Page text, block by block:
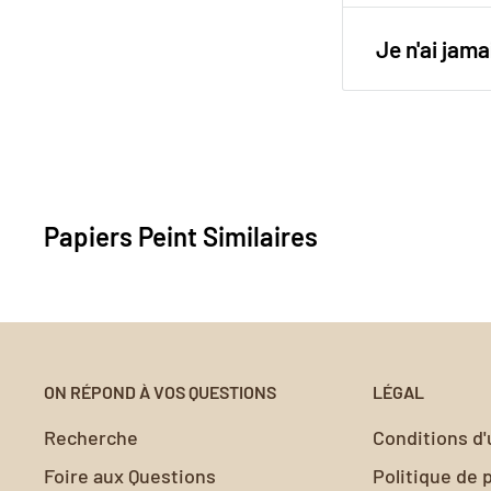
Utilisez
Pour une
papier peint
surfaces et
valeur nos
Je n'ai
Votre
Nous vous
Papiers Peint Similaires
ON RÉPOND À VOS QUESTIONS
Recherche
Foire aux Questions
LÉGAL
Conditions
Politique de